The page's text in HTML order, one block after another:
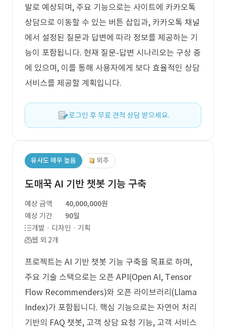
발로 예상되며, 주요 기능으로는 사이트에 카카오톡
상담으로 이동할 수 있는 버튼 삽입과, 카카오톡 채널
에서 설정된 질문과 답변에 따라 정보를 제공하는 기
능이 포함됩니다. 현재 질문-답변 시나리오는 구상 중
에 있으며, 이를 통해 사용자에게 보다 효율적인 상담
서비스를 제공할 계획입니다.
로그인 후 무료 견적 상담 받으세요.
유사도 매우 높음 외주
도매꾹 AI 기반 챗봇 기능 구축
예상 금액
40,000,000원
예상 기간
90일
개발 · 디자인 · 기획
웹 외 2개
프로젝트는 AI 기반 챗봇 기능 구축을 목표로 하며,
주요 기술 스택으로는 오픈 API(Open AI, Tensor
Flow Recommenders)와 오픈 라이브러리(Llama
Index)가 포함됩니다. 핵심 기능으로는 자연어 처리
기반의 FAQ 챗봇, 고객 상담 요청 기능, 고객 서비스